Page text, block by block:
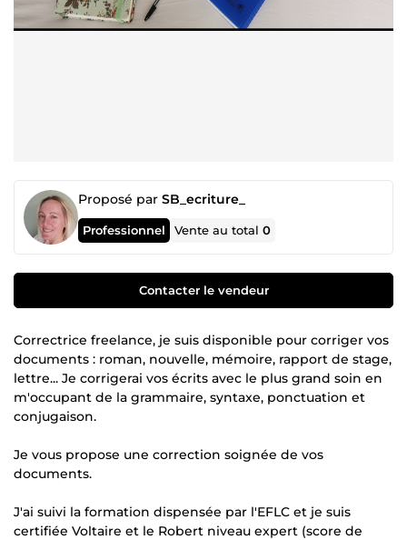
Proposé par SB_ecriture_
Professionnel Vente au total0
Contacter le vendeur
Correctrice freelance, je suis disponible pour corriger vos
documents : roman, nouvelle, mémoire, rapport de stage,
lettre... Je corrigerai vos écrits avec le plus grand soin en
m'occupant de la grammaire, syntaxe, ponctuation et
conjugaison.
Je vous propose une correction soignée de vos
documents.
J'ai suivi la formation dispensée par l'EFLC et je suis
certifiée Voltaire et le Robert niveau expert (score de